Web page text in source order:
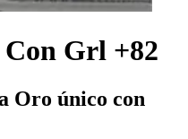
Grl +82
Oro único con